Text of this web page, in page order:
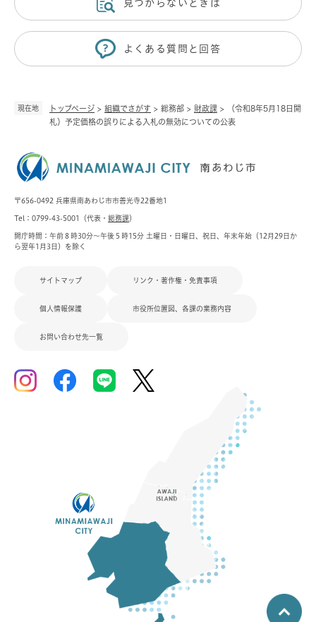
現在地 トップページ > 組織でさがす > 総務部 > 財政課 >
（令和8年5月18日開
札）予定価格の誤りによる入札の無効についての公表
見つからないときは
よくある質問と回答
〒656-0492 兵庫県南あわじ市市善光寺22番地1
Tel：0799-43-5001（代表・ 総務課）
開庁時間：午前８時30分～午後５時15分 土曜日・日曜日、祝日、年末年始（12月29日か
ら翌年1月3日）を除く
サイトマップ リンク・著作権・免責事項
個人情報保護 市役所位置図、各課の業務内容
お問い合わせ先一覧